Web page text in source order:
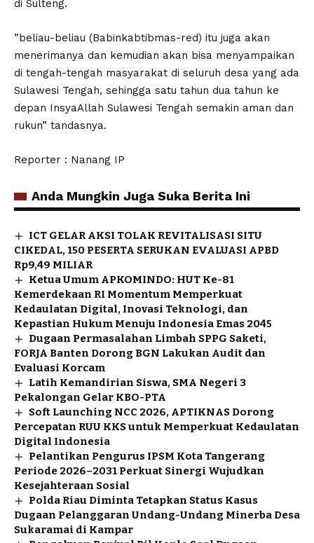
di Sulteng.
”beliau-beliau (Babinkabtibmas-red) itu juga akan
menerimanya dan kemudian akan bisa menyampaikan
di tengah-tengah masyarakat di seluruh desa yang ada
Sulawesi Tengah, sehingga satu tahun dua tahun ke
depan InsyaAllah Sulawesi Tengah semakin aman dan
rukun” tandasnya.
Reporter : Nanang IP
Anda Mungkin Juga Suka Berita Ini
ICT GELAR AKSI TOLAK REVITALISASI SITU
CIKEDAL, 150 PESERTA SERUKAN EVALUASI APBD
Rp9,49 MILIAR
Ketua Umum APKOMINDO: HUT Ke-81
Kemerdekaan RI Momentum Memperkuat
Kedaulatan Digital, Inovasi Teknologi, dan
Kepastian Hukum Menuju Indonesia Emas 2045
Dugaan Permasalahan Limbah SPPG Saketi,
FORJA Banten Dorong BGN Lakukan Audit dan
Evaluasi Korcam
Latih Kemandirian Siswa, SMA Negeri 3
Pekalongan Gelar KBO-PTA
Soft Launching NCC 2026, APTIKNAS Dorong
Percepatan RUU KKS untuk Memperkuat Kedaulatan
Digital Indonesia
Pelantikan Pengurus IPSM Kota Tangerang
Periode 2026–2031 Perkuat Sinergi Wujudkan
Kesejahteraan Sosial
Polda Riau Diminta Tetapkan Status Kasus
Dugaan Pelanggaran Undang-Undang Minerba Desa
Sukaramai di Kampar